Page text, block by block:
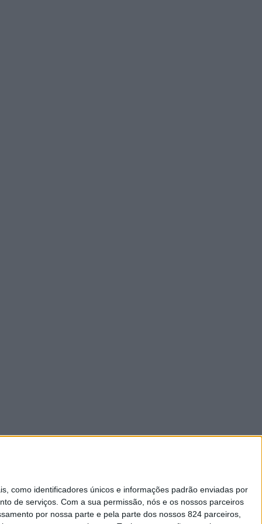
como identificadores únicos e informações padrão enviadas por
de serviços. Com a sua permissão, nós e os nossos parceiros
por nossa parte e pela parte dos nossos 824 parceiros,